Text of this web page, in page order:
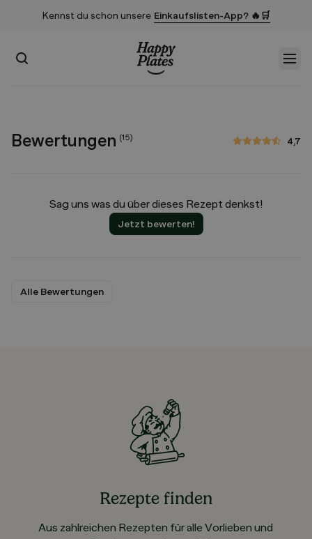
Kennst du schon unsere Einkaufslisten-App? 🔥🛒
Suchen
Bewertungen (15) 4,7
4,7 von 5 Sternen
Sag uns was du über dieses Rezept denkst!
Jetzt bewerten!
Alle Bewertungen
Rezepte finden
Aus zahlreichen Rezepten für alle Vorlieben und